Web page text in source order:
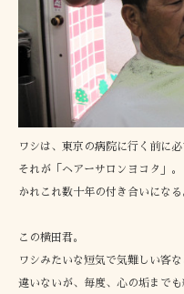
ワシは、東京の病院に行く前に
それが「ヘアーサロンヨコタ」。
かれこれ数十年の付き合いになる
この横田君。
ワシみたいな短気で気難しい客
違いないが、毎度、心の垢までも